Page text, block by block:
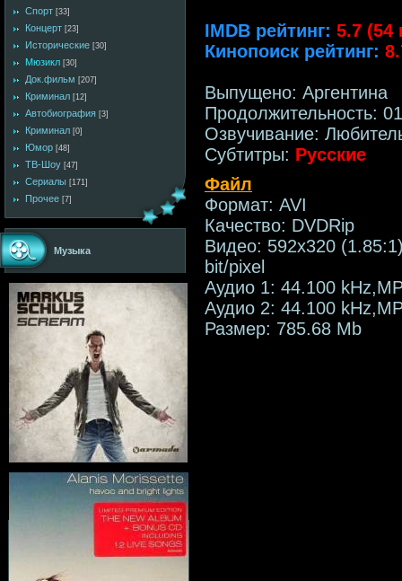
Спорт [33]
Концерт [23]
Исторические [30]
Мюзикл [30]
Док.фильм [207]
Криминал [12]
Автобиография [3]
Криминал [0]
Юмор [48]
ТВ-Шоу [47]
Сериалы [171]
Прочее [7]
Музыка
IMDB рейтинг: 5.7 (54
Кинопоиск рейтинг:
Выпущено: Аргентина
Продолжительность:
Озвучивание:
Субтитры: Русские
Файл
Формат: AVI
Качество: DVDRip
Видео: 592x320
bit/pixel
Аудио 1: 44.100
Аудио 2: 44.100
Размер: 785.68 Mb